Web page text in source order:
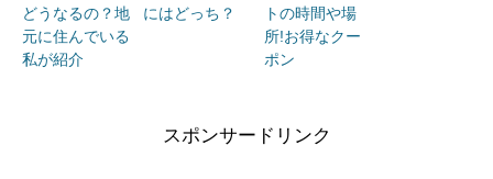
どうなるの？地
元に住んでいる
私が紹介
にはどっち？
トの時間や場
所!お得なクー
ポン
スポンサードリンク